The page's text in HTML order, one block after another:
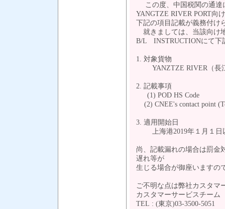
この度、中国税関の通達
YANGTZE RIVER PORT向
下記の項目記載が義務付け
就きましては、当該向け
B/L INSTRUCTIONにて下
1. 対象貨物
YANZTZE RIVER（長江
2. 記載事項
(1) POD HS Code
(2) CNEE's contact point
3. 適用開始日
上海港2019年１月１日
尚、記載漏れの場合は罰金
遅れ等が
生じる場合が御座いますの
ご不明な点は弊社カスタマ
カスタマーサービスチー
TEL : (東京)03-3500-5051